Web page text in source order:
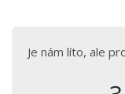
Je nám líto, ale